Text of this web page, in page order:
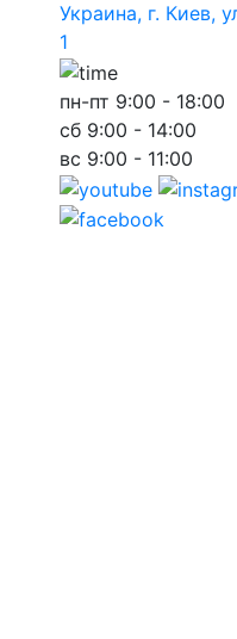
Украина, г. Киев,
1
пн-пт 9:00 - 18:00
сб 9:00 - 14:00
вс 9:00 - 11:00